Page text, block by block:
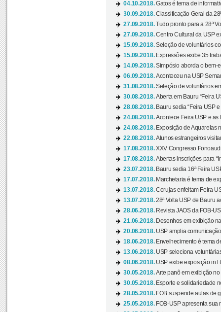
04.10.2018.Gatos é tema de
30.09.2018.Classificação Geral da
27.09.2018.Tudo pronto para a 28ª
27.09.2018.Centro Cultural da USP
15.09.2018.Seleção de voluntários
15.09.2018. Expressões exibe 35
14.09.2018.Simpósio aborda o bem-
06.09.2018.Aconteceu na USP
31.08.2018.Seleção de voluntários
30.08.2018.Aberta em Bauru “Feira
28.08.2018. Bauru sedia “Feira USP
24.08.2018.Acontece Feira USP e as
24.08.2018. Exposição de Aquarelas
22.08.2018.Alunos estrangeiros
17.08.2018.XXV Congresso
17.08.2018.Abertas inscrições para
23.07.2018. Bauru sedia 16ª Feira
17.07.2018. Marchetaria é tema de
13.07.2018.Corujas enfeitam Feira
13.07.2018.28ª Volta USP de Bauru
28.06.2018. Revista JAOS da FOB-
21.06.2018. Desenhos em exibição
20.06.2018. USP amplia
18.06.2018. Envelhecimento é tema
13.06.2018. USP seleciona
08.06.2018. USP exibe exposição in l
30.05.2018.Arte panô em exibição no
30.05.2018. Esporte e solidariedade
28.05.2018. FOB suspende aulas de
25.05.2018. FOB-USP apresenta sua